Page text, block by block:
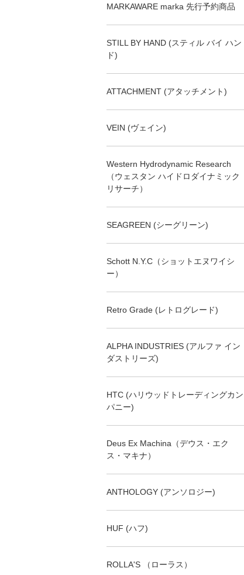
MARKAWARE marka 先行予約商品
STILL BY HAND (スティル バイ ハン
ド)
ATTACHMENT (アタッチメント)
VEIN (ヴェイン)
Western Hydrodynamic Research
（ウェスタン ハイドロダイナミック
リサーチ）
SEAGREEN (シーグリーン)
Schott N.Y.C（ショットエヌワイシ
ー）
Retro Grade (レトログレード)
ALPHA INDUSTRIES (アルファ イン
ダストリーズ)
HTC (ハリウッドトレーディングカン
パニー)
Deus Ex Machina（デウス・エク
ス・マキナ）
ANTHOLOGY (アンソロジー)
HUF (ハフ)
ROLLA'S （ローラス）